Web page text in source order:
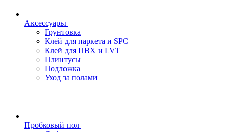
Аксессуары
Грунтовка
Клей для паркета и SPC
Клей для ПВХ и LVT
Плинтусы
Подложка
Уход за полами
Пробковый пол